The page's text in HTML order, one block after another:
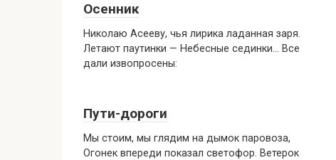
Осенник
Николаю Асееву, чья лирика ладанная заря.
Летают паутинки — Небесные сединки… Все
дали извопросены:
Пути-дороги
Мы стоим, мы глядим на дымок паровоза,
Огонек впереди показал светофор. Ветерок